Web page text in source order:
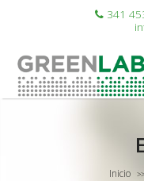
341
Inicio >>